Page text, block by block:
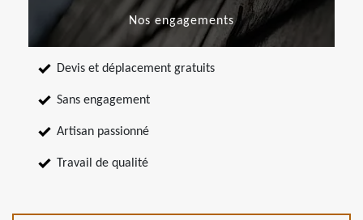
Nos engagements
Devis et déplacement gratuits
Sans engagement
Artisan passionné
Travail de qualité